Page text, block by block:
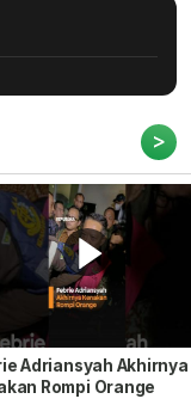
>
Adriansyah Akhirnya
Rompi Orange